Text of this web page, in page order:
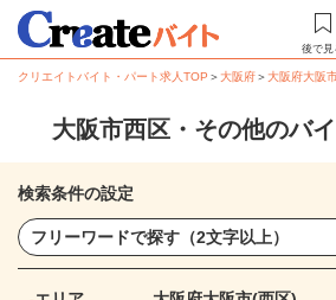
後で見
クリエイトバイト・パート求人TOP ＞大阪府＞大阪府大阪
大阪市西区・その他のバ
検索条件の設定